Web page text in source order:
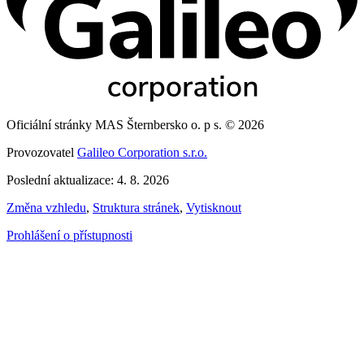
Oficiální stránky MAS Šternbersko o. p s. © 2026
Provozovatel Galileo Corporation s.r.o.
Poslední aktualizace: 4. 8. 2026
Změna vzhledu, Struktura stránek, Vytisknout
Prohlášení o přístupnosti